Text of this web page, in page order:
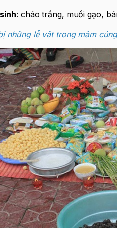
: cháo trắng, muối gạo,
những lễ vật trong mâm